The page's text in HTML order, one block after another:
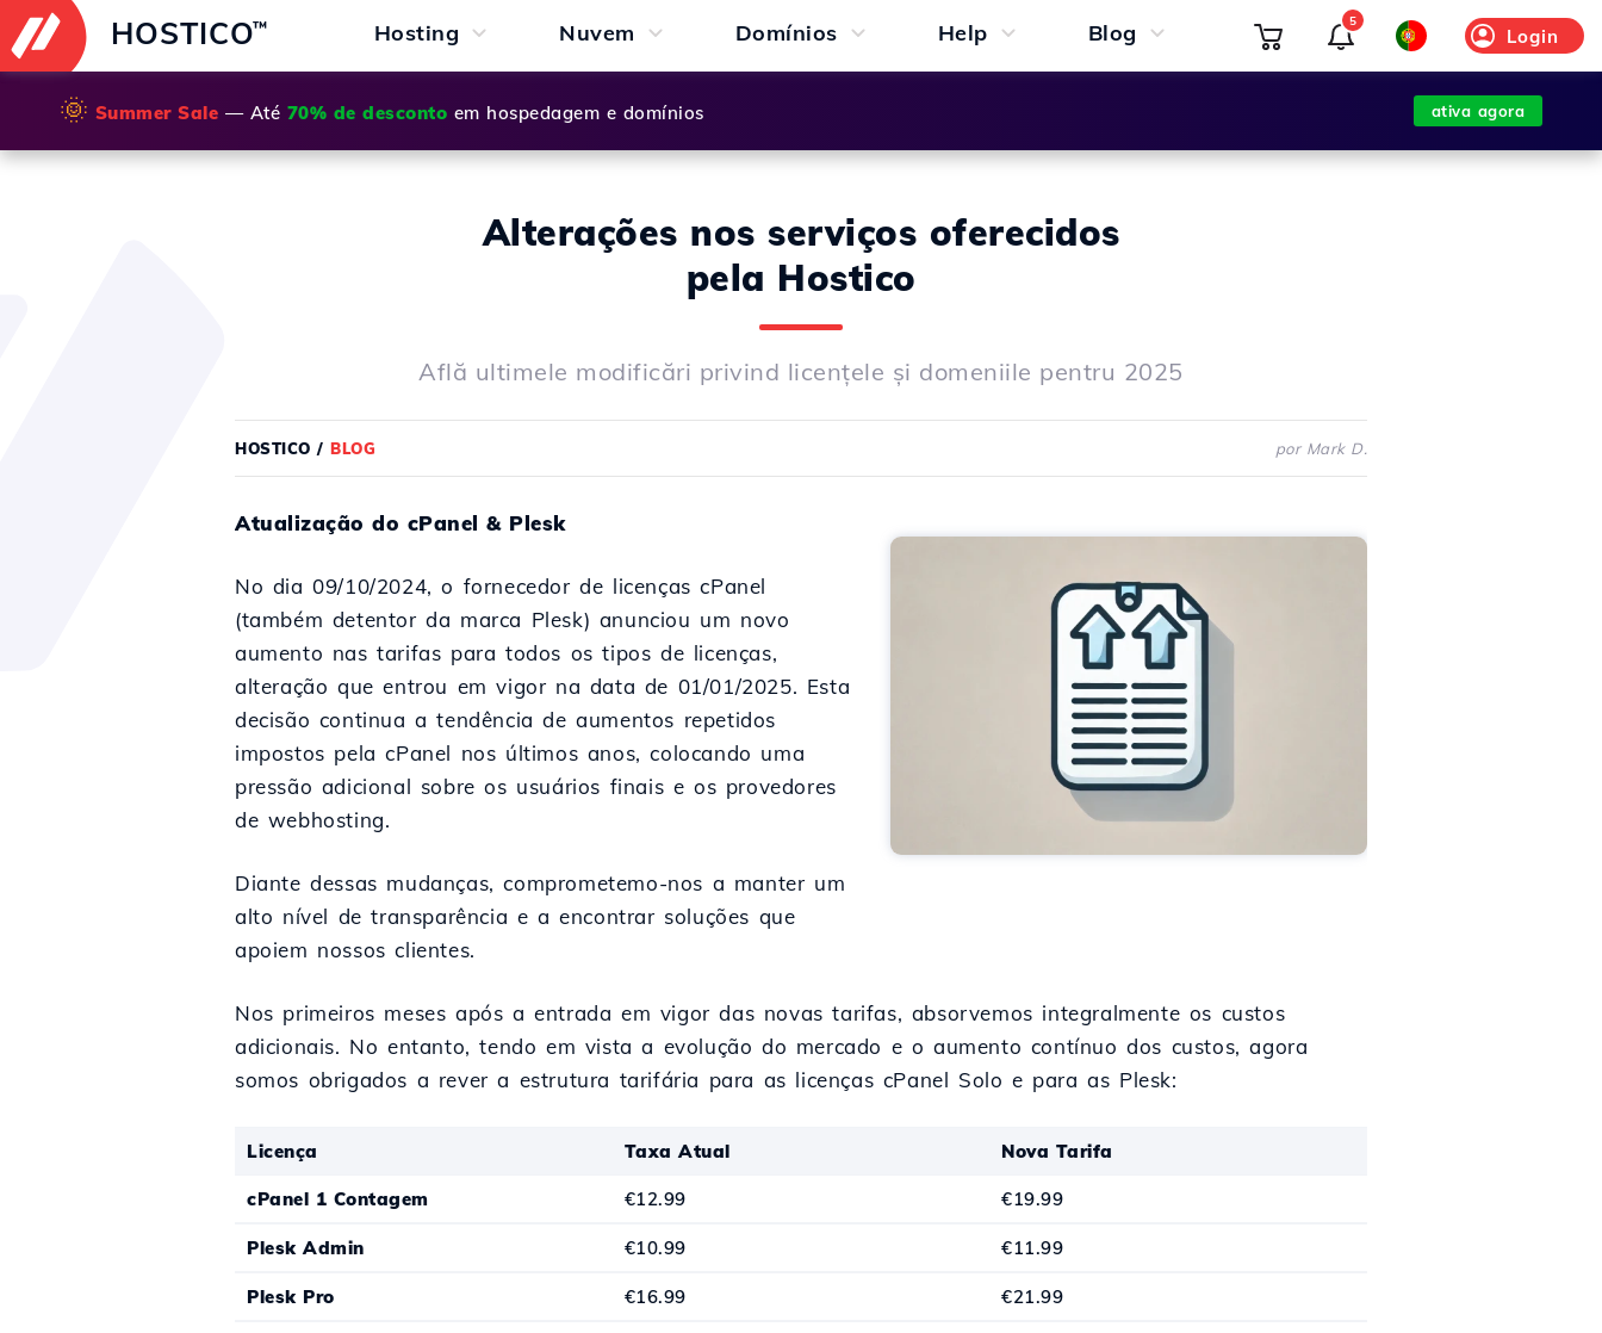
HOSTICO™ Hosting Nuvem Domínios Help Blog Login
5
🌞 Summer Sale — Até 70% de desconto em hospedagem e domínios ativa agora
Alterações nos serviços oferecidos
pela Hostico
Află ultimele modificări privind licențele și domeniile pentru 2025
HOSTICO / BLOG por Mark D.
Atualização do cPanel & Plesk
No dia 09/10/2024, o fornecedor de licenças cPanel
(também detentor da marca Plesk) anunciou um novo
aumento nas tarifas para todos os tipos de licenças,
alteração que entrou em vigor na data de 01/01/2025. Esta
decisão continua a tendência de aumentos repetidos
impostos pela cPanel nos últimos anos, colocando uma
pressão adicional sobre os usuários finais e os provedores
de webhosting.
Diante dessas mudanças, comprometemo-nos a manter um
alto nível de transparência e a encontrar soluções que
apoiem nossos clientes.
Nos primeiros meses após a entrada em vigor das novas tarifas, absorvemos integralmente os custos
adicionais. No entanto, tendo em vista a evolução do mercado e o aumento contínuo dos custos, agora
somos obrigados a rever a estrutura tarifária para as licenças cPanel Solo e para as Plesk:
Licença Taxa Atual Nova Tarifa
cPanel 1 Contagem €12.99 €19.99
Plesk Admin €10.99 €11.99
Plesk Pro €16.99 €21.99